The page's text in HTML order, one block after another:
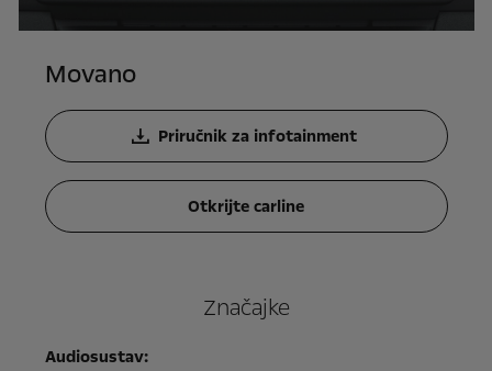
Movano
Priručnik za infotainment
Otkrijte carline
Značajke
Audiosustav: